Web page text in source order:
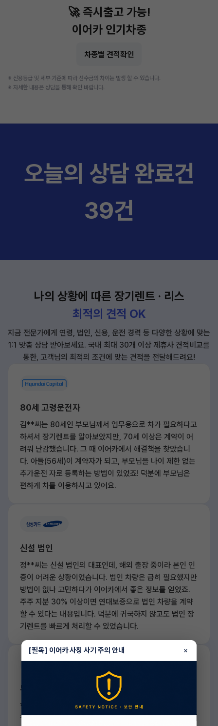
🚀 즉시출고 가능!
이어카 인기차종
차종별 견적확인
※ 신용등급 및 세부 기준에 따라 선수금의 차이는 발생 할 수 있습니다.
※ 자세한 내용은 상담을 통해 확인 바랍니다.
오늘의 상담 완료건
39건
나의 상황에 따른 장기렌트 · 리스
최적의 견적 OK
지금 전문가에게 연령, 법인, 신용, 운전 경력 등 다양한 상황에 맞는
1:1 맞춤 상담 받아보세요. 국내 최대 30개 이상 제휴사 견적비교를
통한, 고객님의 최적의 조건에 맞는 견적을 전달해드려요!
80세 고령운전자
김**씨는 80세인 부모님께서 업무용으로 차가 필요하다고
하셔서 장기렌트를 알아보았지만, 70세 이상은 계약이 어
려워 난감했습니다. 그 때 이어카에서 해결책을 찾았습니
다. 아들(56세)이 계약자가 되고, 부모님을 나이 제한 없는
추가운전 자로 등록하는 방법이 있었죠! 덕분에 부모님은
편하게 차를 이용하시고 있어요.
신설 법인
정**씨는 신설 법인의 대표인데, 해외 출장 중이라 본인 인
증이 어려운 상황이었습니다. 법인 차량은 급히 필요했지만
방법이 없나 고민하다가 이어카에서 좋은 정보를 얻었죠.
주주 지분 30% 이상이면 연대보증으로 법인 차량을 계약
할 수 있다는 내용입니다. 덕분에 귀국하지 않고도 법인 장
기렌트를 빠르게 처리할 수 있었습니다.
무직자(개인/일반)
한**씨는 새 직장을 찾고 있던 취준생이었지만, 당장 차가
필요했습니다. 무직이라 걱정했지만 신용 점수가 800점 이
[필독] 이어카 사칭 사기 주의 안내 ×